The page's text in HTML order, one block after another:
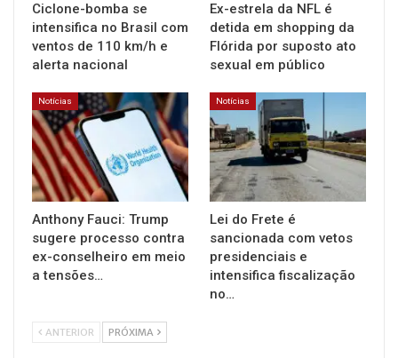
Ciclone-bomba se
intensifica no Brasil com
ventos de 110 km/h e
alerta nacional
Ex-estrela da NFL é
detida em shopping da
Flórida por suposto ato
sexual em público
Notícias
Anthony Fauci: Trump
sugere processo contra
ex-conselheiro em meio
a tensões…
Notícias
Lei do Frete é
sancionada com vetos
presidenciais e
intensifica fiscalização
no…
ANTERIOR PRÓXIMA